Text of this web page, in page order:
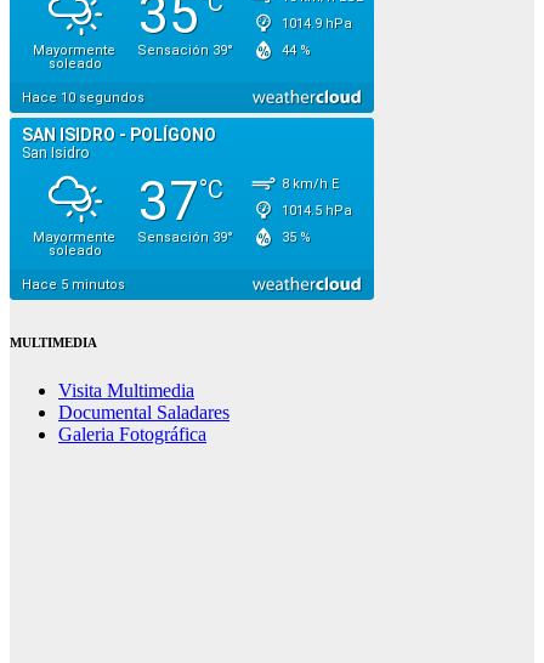
MULTIMEDIA
Visita Multimedia
Documental Saladares
Galeria Fotográfica